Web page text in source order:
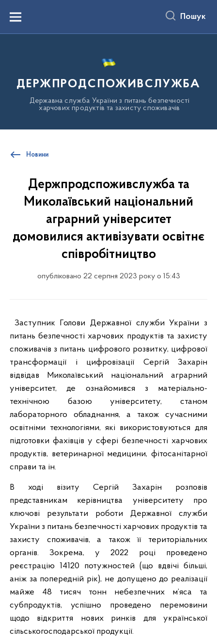
вмістуMenu Пошук
ДЕРЖПРОДСПОЖИВСЛУЖБА
Державна служба України з питань безпечності
харчових продуктів та захисту споживачів
Новини
Держпродспоживслужба та
Миколаївський національний
аграрний університет
домовилися активізувати освітнє
співробітництво
опубліковано 22 серпня 2023 року о 15:43
Заступник Голови Державної служби України з
питань безпечності харчових продуктів та захисту
споживачів з питань цифрового розвитку, цифрової
трансформації і цифровізації Сергій Захарін
відвідав Миколаївський національний аграрний
університет, де ознайомився з матеріально-
технічною базою університету, станом
лабораторного обладнання, а також сучасними
освітніми технологіями, які використовуються для
підготовки фахівців у сфері безпечності харчових
продуктів, ветеринарної медицини, фітосанітарної
справи та ін.
В ході візиту Сергій Захарін розповів
представникам керівництва університету про
ключові результати роботи Державної служби
України з питань безпечності харчових продуктів та
захисту споживачів, а також її територіальних
органів. Зокрема, у 2022 році проведено
реєстрацію 14120 потужностей (що вдвічі більші,
аніж за попередній рік), не допущено до реалізації
майже 48 тисяч тонн небезпечних м’яса та
субпродуктів, успішно проведено перемовини
щодо відкриття нових ринків для української
сільськогосподарської продукції.